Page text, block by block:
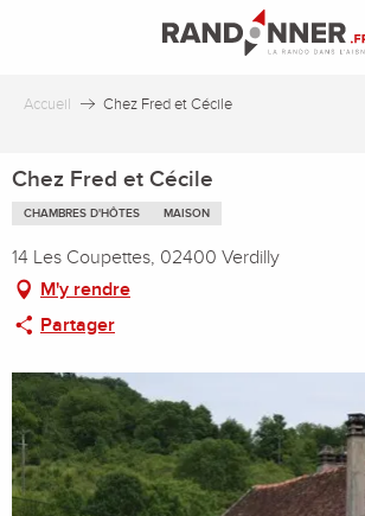
principal
Accueil Chez Fred et Cécile
Chez Fred et Cécile
CHAMBRES D'HÔTES MAISON
14 Les Coupettes, 02400 Verdilly
M'y rendre
Partager